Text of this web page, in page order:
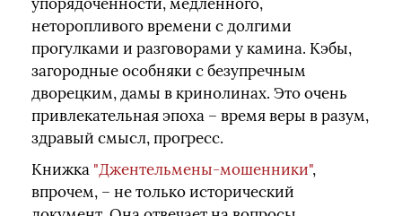
упорядоченности, медленного,
неторопливого времени с долгими
прогулками и разговорами у камина. Кэбы,
загородные особняки с безупречным
дворецким, дамы в кринолинах. Это очень
привлекательная эпоха – время веры в разум,
здравый смысл, прогресс.
Книжка "Джентельмены-мошенники",
впрочем, – не только исторический